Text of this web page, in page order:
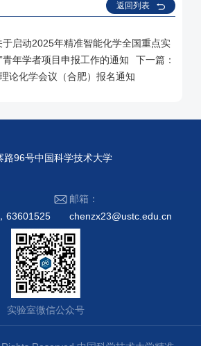
返回列表
于启动2025年精准智能化学全国重点实
青年学者项目申报工作的通知
下一篇：
论化学会议（合肥）报名通知
路96号中国科学技术大学
63601525
邮箱：
chenzx23@ustc.edu.cn
实验室微信公众号